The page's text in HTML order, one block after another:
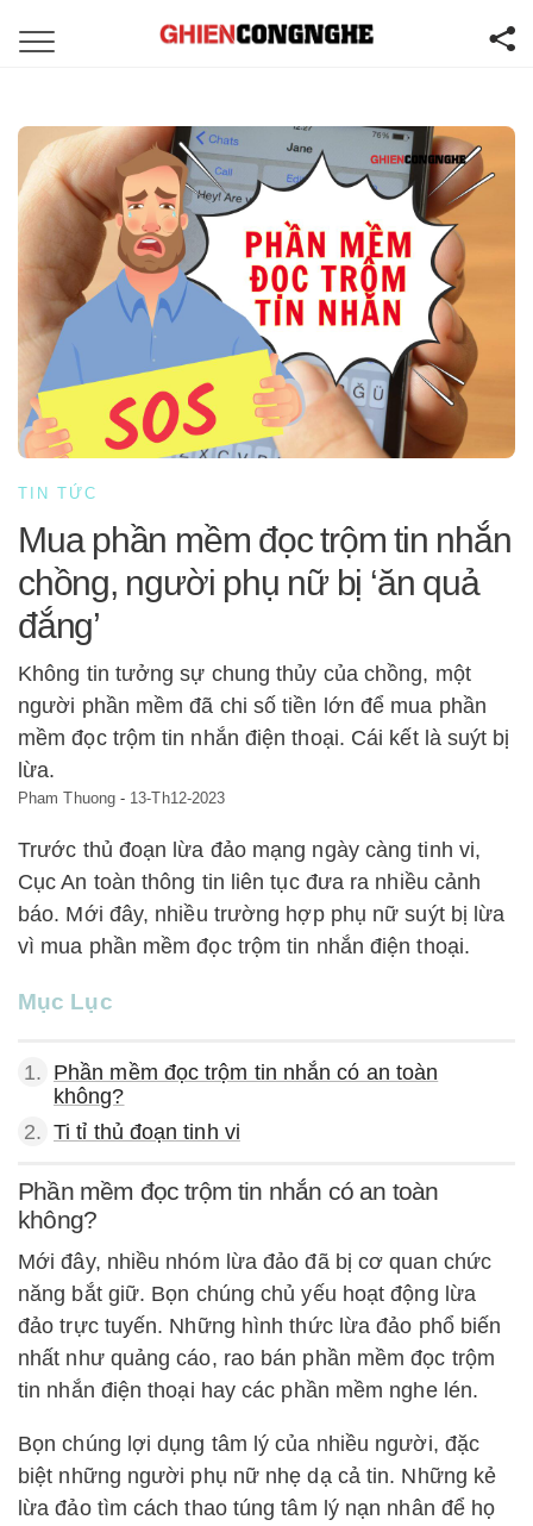
TIN TỨC
Mua phần mềm đọc trộm tin nhắn
chồng, người phụ nữ bị ‘ăn quả
đắng’
Không tin tưởng sự chung thủy của chồng, một
người phần mềm đã chi số tiền lớn để mua phần
mềm đọc trộm tin nhắn điện thoại. Cái kết là suýt bị
lừa.
Pham Thuong- 13-Th12-2023
Trước thủ đoạn lừa đảo mạng ngày càng tinh vi,
Cục An toàn thông tin liên tục đưa ra nhiều cảnh
báo. Mới đây, nhiều trường hợp phụ nữ suýt bị lừa
vì mua phần mềm đọc trộm tin nhắn điện thoại.
Mục Lục
1. Phần mềm đọc trộm tin nhắn có an toàn
không?
2. Ti tỉ thủ đoạn tinh vi
Phần mềm đọc trộm tin nhắn có an toàn
không?
Mới đây, nhiều nhóm lừa đảo đã bị cơ quan chức
năng bắt giữ. Bọn chúng chủ yếu hoạt động lừa
đảo trực tuyến. Những hình thức lừa đảo phổ biến
nhất như quảng cáo, rao bán phần mềm đọc trộm
tin nhắn điện thoại hay các phần mềm nghe lén.
Bọn chúng lợi dụng tâm lý của nhiều người, đặc
biệt những người phụ nữ nhẹ dạ cả tin. Những kẻ
lừa đảo tìm cách thao túng tâm lý nạn nhân để họ